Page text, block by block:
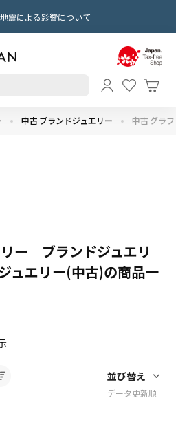
震による影響について
中古 ブランドジュエリー 中古 グラ
ー ブランドジュエリ
ュエリー(中古)の商品一
データ更新順